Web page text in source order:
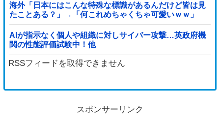
海外「日本にはこんな特殊な標識があるんだけど皆は見
たことある？」→「何これめちゃくちゃ可愛いｗｗ」
【海外の反応】
AIが指示なく個人や組織に対しサイバー攻撃…英政府機
関の性能評価試験中！他
RSSフィードを取得できません
スポンサーリンク